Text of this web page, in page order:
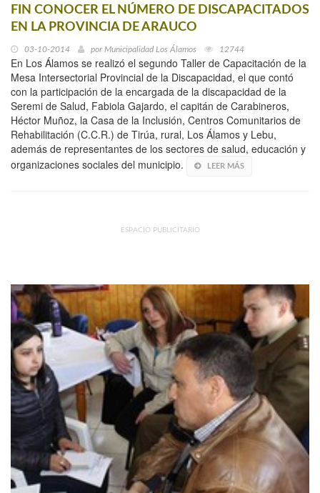
FIN CONOCER EL NÚMERO DE DISCAPACITADOS
EN LA PROVINCIA DE ARAUCO
03-10-2014 por Municipalidad Los Álamos 12744
En Los Álamos se realizó el segundo Taller de Capacitación de la
Mesa Intersectorial Provincial de la Discapacidad, el que contó
con la participación de la encargada de la discapacidad de la
Seremi de Salud, Fabiola Gajardo, el capitán de Carabineros,
Héctor Muñoz, la Casa de la Inclusión, Centros Comunitarios de
Rehabilitación (C.C.R.) de Tirúa, rural, Los Álamos y Lebu,
además de representantes de los sectores de salud, educación y
organizaciones sociales del municipio.
LEER MÁS
ESPACIO PUBLICITARIO